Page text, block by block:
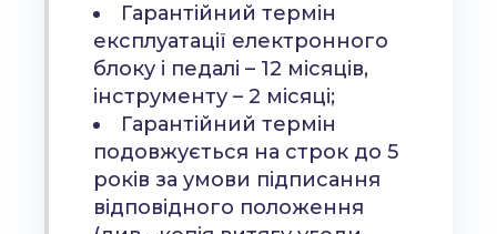
Гарантійний термін
експлуатації електронного
блоку і педалі – 12 місяців,
інструменту – 2 місяці;
Гарантійний термін
подовжується на строк до 5
років за умови підписання
відповідного положення